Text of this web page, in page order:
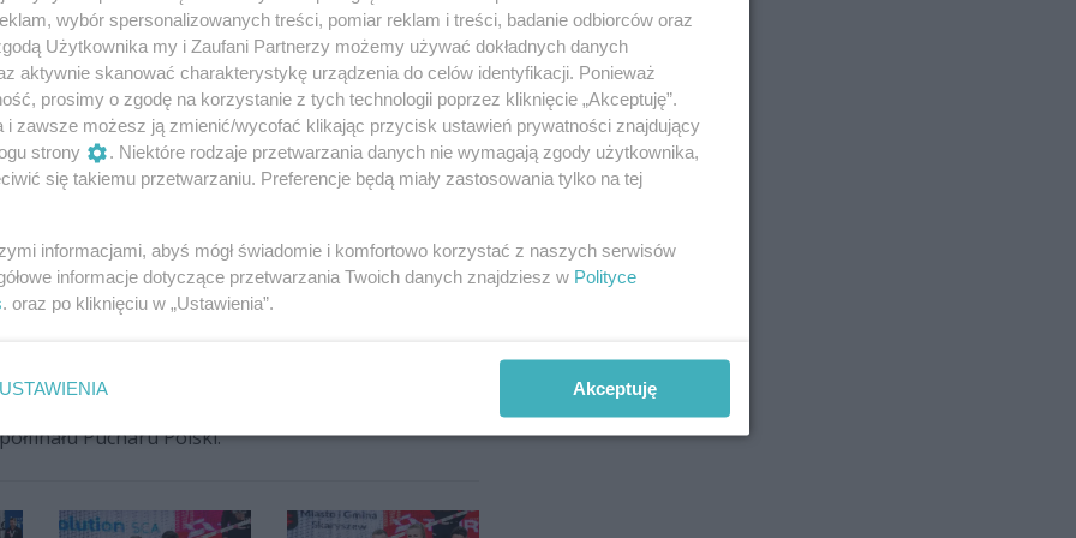
SKS-owego w szkole, nie znając zasad
Jest to ogromne spełnienie i wielki zaszczyt.
Ja tę możliwość miałam i bardzo się z
osiągnąć, może nie są to jakieś bardzo
dużo znaczą. Pokazują, że warto było. Warto było
dużo pozytywnych aspektów. Czuję się
że chciałam wygrać Puchar Polski i nie udało
ani razu go nie zdobyłam. Ale mam inne medale,
reprezentacyjna poszła do przodu. Mam
obecnej mogę powiedzieć, że to jest ten moment,
tylko pozostać gdzieś tam mniej więcej,
na jakimś poziomie - mówiła wyraźnie wzruszona
z Radomką zajęła piąte miejsce w Tauron
Pucharu Polski.
wybór spersonalizowanych treści, pomiar reklam i treści, badanie odbiorców oraz
Użytkownika my i Zaufani Partnerzy możemy używać dokładnych danych
aktywnie skanować charakterystykę urządzenia do celów identyfikacji. Ponieważ
prosimy o zgodę na korzystanie z tych technologii poprzez kliknięcie „Akceptuję”.
i zawsze możesz ją zmienić/wycofać klikając przycisk ustawień prywatności znajdujący
strony
. Niektóre rodzaje przetwarzania danych nie wymagają zgody użytkownika,
się takiemu przetwarzaniu. Preferencje będą miały zastosowania tylko na tej
informacjami, abyś mógł świadomie i komfortowo korzystać z naszych serwisów
informacje dotyczące przetwarzania Twoich danych znajdziesz w Polityce
. oraz po kliknięciu w „Ustawienia”.
USTAWIENIA Akceptuję